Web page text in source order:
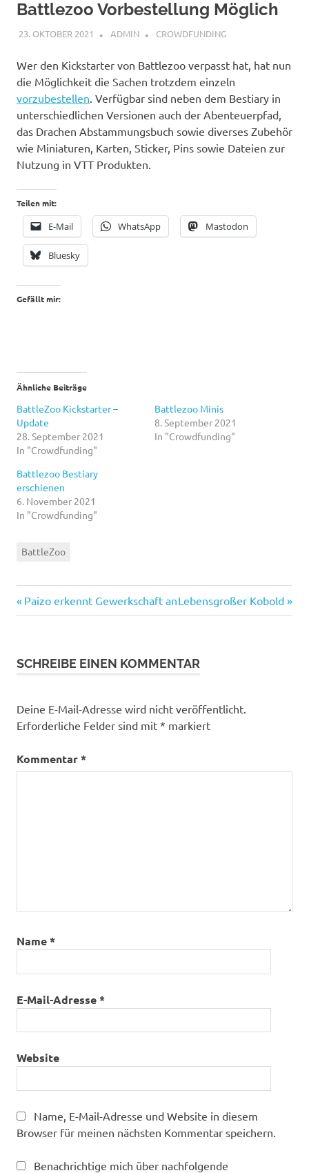
Battlezoo Vorbestellung Möglich
23. OKTOBER 2021 ADMIN CROWDFUNDING
Wer den Kickstarter von Battlezoo verpasst hat, hat nun
die Möglichkeit die Sachen trotzdem einzeln
vorzubestellen . Verfügbar sind neben dem Bestiary in
unterschiedlichen Versionen auch der Abenteuerpfad,
das Drachen Abstammungsbuch sowie diverses Zubehör
wie Miniaturen, Karten, Sticker, Pins sowie Dateien zur
Nutzung in VTT Produkten.
Teilen mit:
E-Mail WhatsApp Mastodon
Bluesky
Gefällt mir:
Ähnliche Beiträge
BattleZoo Kickstarter –
Update
28. September 2021
In "Crowdfunding"
Battlezoo Minis
8. September 2021
In "Crowdfunding"
Battlezoo Bestiary
erschienen
6. November 2021
In "Crowdfunding"
BattleZoo
Beitragsnavigation
Vorheriger
Beitrag:
Paizo erkennt Gewerkschaft anNächster
Beitrag:
Lebensgroßer Kobold
SCHREIBE EINEN KOMMENTAR
Deine E-Mail-Adresse wird nicht veröffentlicht.
Erforderliche Felder sind mit * markiert
Kommentar*
Name*
E-Mail-Adresse*
Website
Name, E-Mail-Adresse und Website in diesem
Browser für meinen nächsten Kommentar speichern.
Benachrichtige mich über nachfolgende